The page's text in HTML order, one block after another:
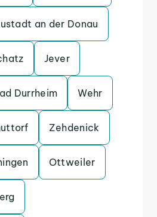
an der Donau
Jever
Durrheim Wehr
Zehdenick
Ottweiler